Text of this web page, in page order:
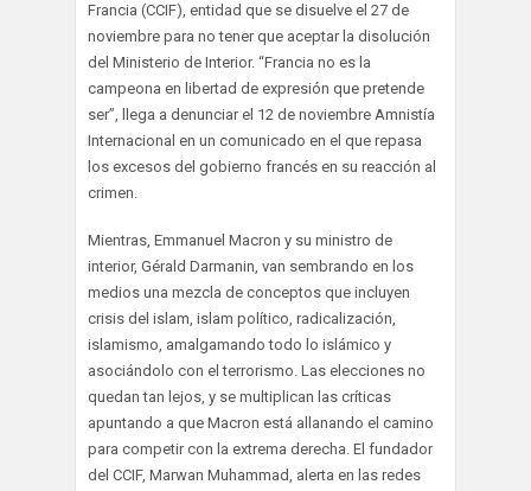
Francia (CCIF), entidad que se disuelve el 27 de
noviembre para no tener que aceptar la disolución
del Ministerio de Interior. “Francia no es la
campeona en libertad de expresión que pretende
ser”, llega a denunciar el 12 de noviembre Amnistía
Internacional en un comunicado en el que repasa
los excesos del gobierno francés en su reacción al
crimen.
Mientras, Emmanuel Macron y su ministro de
interior, Gérald Darmanin, van sembrando en los
medios una mezcla de conceptos que incluyen
crisis del islam, islam político, radicalización,
islamismo, amalgamando todo lo islámico y
asociándolo con el terrorismo. Las elecciones no
quedan tan lejos, y se multiplican las críticas
apuntando a que Macron está allanando el camino
para competir con la extrema derecha. El fundador
del CCIF, Marwan Muhammad, alerta en las redes